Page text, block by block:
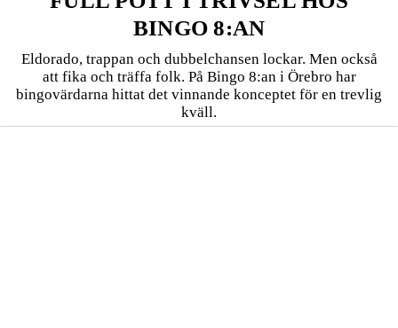
BINGO 8:AN
Eldorado, trappan och dubbelchansen lockar. Men också
att fika och träffa folk. På Bingo 8:an i Örebro har
bingovärdarna hittat det vinnande konceptet för en trevlig
kväll.